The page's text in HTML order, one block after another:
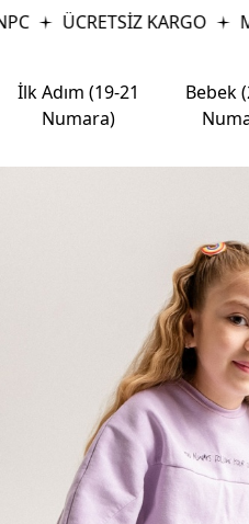
ÜCRETSİZ KARGO
İlk Adım (19-21
Numara)
Bebek